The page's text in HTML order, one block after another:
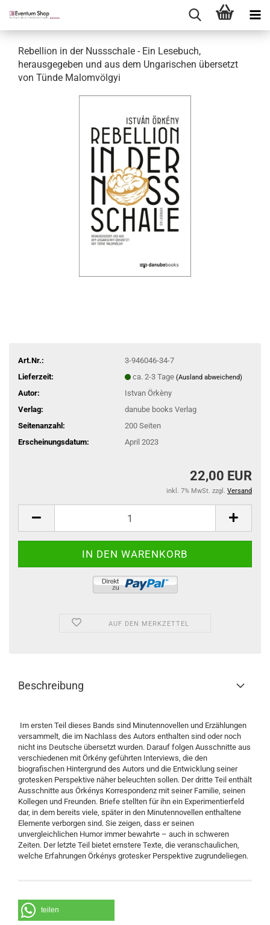
Rebellion in der Nussschale - Ein Lesebuch,
herausgegeben und aus dem Ungarischen übersetzt
von Tünde Malomvölgyi
Art.Nr.:
3-946046-34-7
Lieferzeit:
ca. 2-3 Tage (Ausland abweichend)
Autor:
Istvan Örkèny
Verlag:
danube books Verlag
Seitenanzahl:
200 Seiten
Erscheinungsdatum:
April 2023
22,00 EUR
inkl. 7% MwSt. zzgl. Versand
AUF DEN MERKZETTEL
Beschreibung
Im ersten Teil dieses Bands sind Minutennovellen und Erzählungen
versammelt, die im Nachlass des Autors enthalten sind oder noch
nicht ins Deutsche übersetzt wurden. Darauf folgen Ausschnitte aus
verschiedenen mit Örkény geführten Interviews, die den
biografischen Hintergrund des Autors und die Entwicklung seiner
grotesken Perspektive näher beleuchten sollen. Der dritte Teil enthält
Ausschnitte aus Örkénys Korrespondenz mit seiner Familie, seinen
Kollegen und Freunden. Briefe stellten für ihn ein Experimentierfeld
dar, in dem bereits viele, später in den Minutennovellen enthaltene
Elemente verborgen sind. Sie zeigen, dass er seinen
unvergleichlichen Humor immer bewahrte – auch in schweren
Zeiten. Der letzte Teil bietet ernstere Texte, die veranschaulichen,
welche Erfahrungen Örkénys grotesker Perspektive zugrundeliegen.
teilen